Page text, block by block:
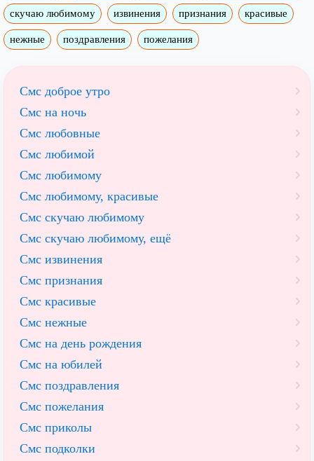
скучаю любимому извинения признания красивые
нежные поздравления пожелания
Смс доброе утро
Смс на ночь
Смс любовные
Смс любимой
Смс любимому
Смс любимому, красивые
Смс скучаю любимому
Смс скучаю любимому, ещё
Смс извинения
Смс признания
Смс красивые
Смс нежные
Смс на день рождения
Смс на юбилей
Смс поздравления
Смс пожелания
Смс приколы
Смс подколки